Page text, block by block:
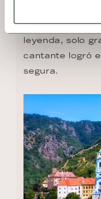
fascinante
de León fue
leyenda, solo
cantante logró
segura.